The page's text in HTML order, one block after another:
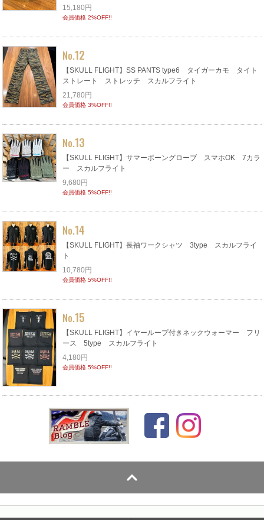
15,180円
会員価格 2%OFF!!
No.12
【SKULL FLIGHT】SS PANTS type6 タイガーカモ タイト
ストレート ストレッチ スカルフライト
21,780円
会員価格 3%OFF!!
No.13
【SKULL FLIGHT】サマーボーングローブ スマホOK 7カラ
ー スカルフライト
9,680円
会員価格 5%OFF!!
No.14
【SKULL FLIGHT】長袖ワークシャツ 3type スカルフライ
ト
10,780円
会員価格 5%OFF!!
No.15
【SKULL FLIGHT】イヤーループ付きネックウォーマー フリ
ース 5type スカルフライト
4,180円
会員価格 5%OFF!!